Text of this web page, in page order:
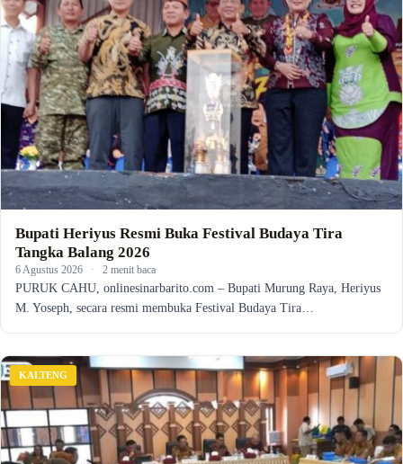
Bupati Heriyus Resmi Buka Festival Budaya Tira
Tangka Balang 2026
6 Agustus 2026 · 2 menit baca
PURUK CAHU, onlinesinarbarito.com – Bupati Murung Raya, Heriyus
M. Yoseph, secara resmi membuka Festival Budaya Tira…
KALTENG